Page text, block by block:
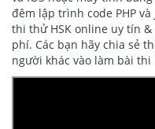
đêm lập trình code PHP
thi thử HSK online uy tín
phí. Các bạn hãy chia sẻ
người khác vào làm bài thi